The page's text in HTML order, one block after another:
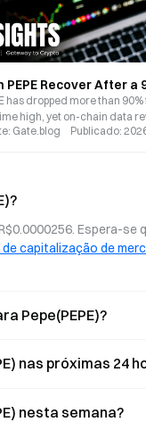
has dropped more than
high, yet on-chain data
are withdrawing
This article analyzes the
meme coins by
: Gate.blog Publicado:
Espera-se
capitalização de
Pepe(PEPE)?
nas próximas 24
nesta semana?